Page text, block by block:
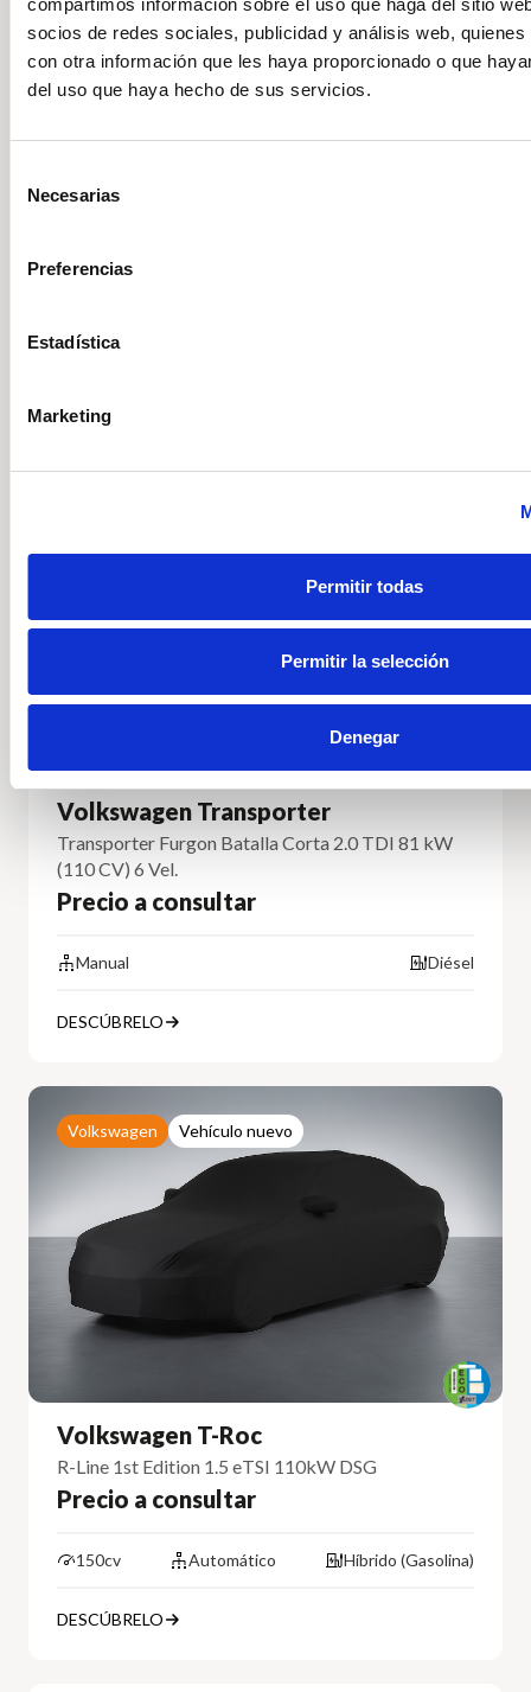
socios de redes sociales, publicidad y análisis web, quienes
con otra información que les haya proporcionado o que
del uso que haya hecho de sus servicios.
Necesarias
Preferencias
Estadística
Marketing
Permitir todas
Permitir la selección
Denegar
Precio a consultar
122cv
Volkswagen Transporter
Transporter Furgon Batalla Corta 2.0 TDI 81 kW
(110 CV) 6 Vel.
Precio a consultar
Manual Diésel
DESCÚBRELO
Volkswagen Vehículo nuevo
Volkswagen T-Roc
R-Line 1st Edition 1.5 eTSI 110kW DSG
Precio a consultar
150cv Automático Híbrido (Gasolina)
DESCÚBRELO